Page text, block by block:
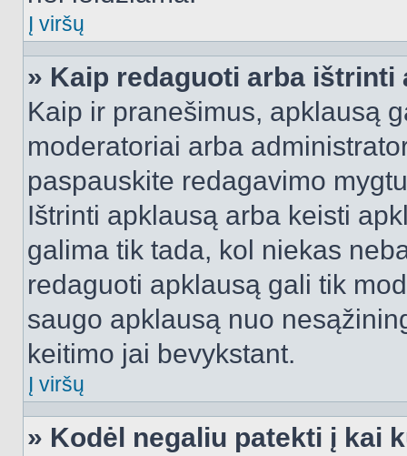
Į viršų
» Kaip redaguoti arba ištrinti
Kaip ir pranešimus, apklausą
moderatoriai arba
paspauskite redagavimo
Ištrinti apklausą arba keisti
galima tik tada, kol niekas
redaguoti apklausą gali tik
saugo apklausą nuo
keitimo jai bevykstant.
Į viršų
» Kodėl negaliu patekti į kai